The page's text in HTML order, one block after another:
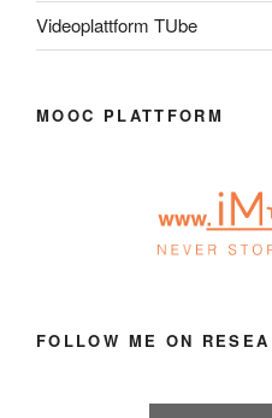
Videoplattform TUbe
MOOC PLATTFORM
FOLLOW ME ON